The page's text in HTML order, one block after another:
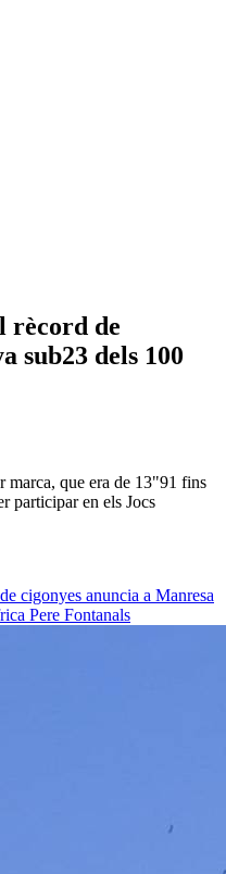
rècord de
sub23 dels 100
marca, que era de 13"91 fins
participar en els Jocs
cigonyes anuncia a Manresa
Pere Fontanals